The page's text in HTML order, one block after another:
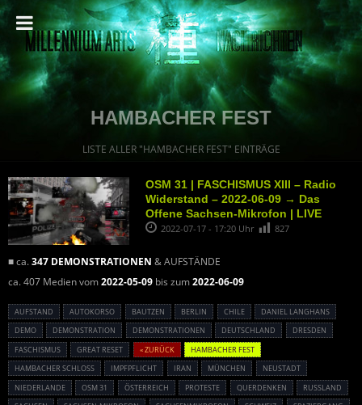
HAMBACHER FEST
LISTE ALLER "HAMBACHER FEST" EINTRÄGE
OSM 31 | FASCHISMUS XIII – Radio
Widerstand – 2022-06-09 → Das
Offene Sachsen-Mikrofon | LIVE
2022-07-17 - 17:20 Uhr 827
■ ca.347 DEMONSTRATIONEN & AUFSTÄNDE
ca. 407 Medien vom2022-05-09 bis zum2022-06-09
AUFSTAND AUTOKORSO BAUTZEN BERLIN CHILE
DANIEL LANGHANS
DEMO
DEMONSTRATION DEMONSTRATIONEN DEUTSCHLAND
DRESDEN
FASCHISMUS
GREAT RESET « ZURÜCK
HAMBACHER FEST
HAMBACHER SCHLOSS
IMPFPFLICHT IRAN MÜNCHEN
NEUSTADT
NIEDERLANDE
OSM 31 ÖSTERREICH PROTESTE QUERDENKEN
RUSSLAND